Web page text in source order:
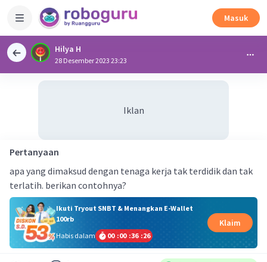
Masuk
Hilya H
28 Desember 2023 23:23
Iklan
Pertanyaan
apa yang dimaksud dengan tenaga kerja tak terdidik dan tak
terlatih. berikan contohnya?
Ikuti Tryout SNBT & Menangkan E-Wallet
100rb
Habis dalam
00 :00 :36 :26
Klaim